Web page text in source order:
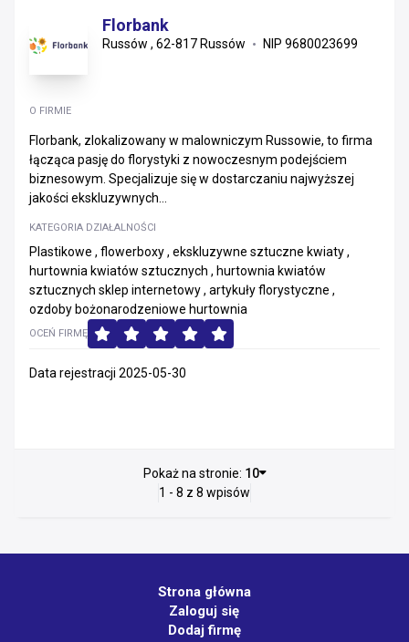
Florbank
Russów , 62-817 Russów NIP 9680023699
O FIRMIE
Florbank, zlokalizowany w malowniczym Russowie, to firma
łącząca pasję do florystyki z nowoczesnym podejściem
biznesowym. Specjalizuje się w dostarczaniu najwyższej
jakości ekskluzywnych...
KATEGORIA DZIAŁALNOŚCI
Plastikowe , flowerboxy , ekskluzywne sztuczne kwiaty ,
hurtownia kwiatów sztucznych , hurtownia kwiatów
sztucznych sklep internetowy , artykuły florystyczne ,
ozdoby bożonarodzeniowe hurtownia
OCEŃ FIRMĘ
Data rejestracji 2025-05-30
Pokaż na stronie: 10
1 - 8 z 8 wpisów
Strona główna
Zaloguj się
Dodaj firmę